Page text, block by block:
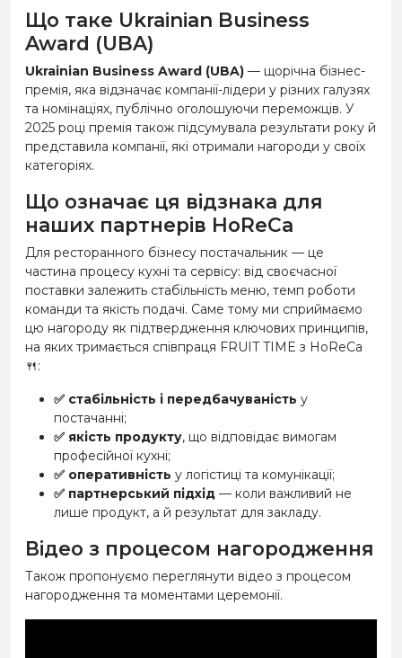
Що таке Ukrainian Business
Award (UBA)
Ukrainian Business Award (UBA) — щорічна бізнес-
премія, яка відзначає компанії-лідери у різних галузях
та номінаціях, публічно оголошуючи переможців. У
2025 році премія також підсумувала результати року й
представила компанії, які отримали нагороди у своїх
категоріях.
Що означає ця відзнака для
наших партнерів HoReCa
Для ресторанного бізнесу постачальник — це
частина процесу кухні та сервісу: від своєчасної
поставки залежить стабільність меню, темп роботи
команди та якість подачі. Саме тому ми сприймаємо
цю нагороду як підтвердження ключових принципів,
на яких тримається співпраця FRUIT TIME з HoReCa
🍴:
✅ стабільність і передбачуваність у
постачанні;
✅ якість продукту, що відповідає вимогам
професійної кухні;
✅ оперативність у логістиці та комунікації;
✅ партнерський підхід — коли важливий не
лише продукт, а й результат для закладу.
Відео з процесом нагородження
Також пропонуємо переглянути відео з процесом
нагородження та моментами церемонії.